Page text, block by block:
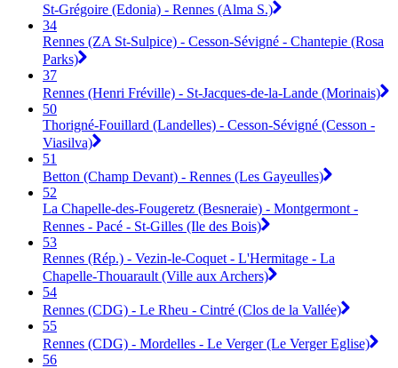
St-Grégoire (Edonia) - Rennes (Alma S.)
34
Rennes (ZA St-Sulpice) - Cesson-Sévigné - Chantepie (Rosa
Parks)
37
Rennes (Henri Fréville) - St-Jacques-de-la-Lande (Morinais)
50
Thorigné-Fouillard (Landelles) - Cesson-Sévigné (Cesson -
Viasilva)
51
Betton (Champ Devant) - Rennes (Les Gayeulles)
52
La Chapelle-des-Fougeretz (Besneraie) - Montgermont -
Rennes - Pacé - St-Gilles (Ile des Bois)
53
Rennes (Rép.) - Vezin-le-Coquet - L'Hermitage - La
Chapelle-Thouarault (Ville aux Archers)
54
Rennes (CDG) - Le Rheu - Cintré (Clos de la Vallée)
55
Rennes (CDG) - Mordelles - Le Verger (Le Verger Eglise)
56